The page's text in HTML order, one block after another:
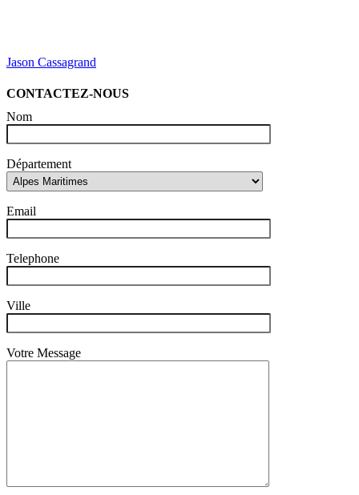
Jason Cassagrand
CONTACTEZ-NOUS
Nom
Département
Email
Telephone
Ville
Votre Message